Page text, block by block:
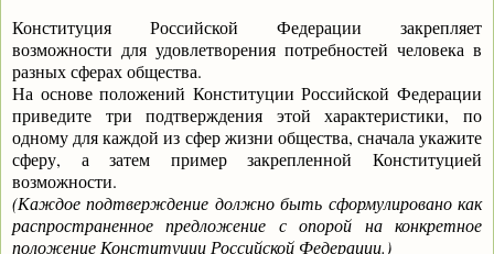
Конституция Российской Федерации закрепляет
возможности для удовлетворения потребностей человека в
разных сферах общества.
На основе положений Конституции Российской Федерации
приведите три подтверждения этой характеристики, по
одному для каждой из сфер жизни общества, сначала укажите
сферу, а затем пример закрепленной Конституцией
возможности.
(Каждое подтверждение должно быть сформулировано как
распространенное предложение с опорой на конкретное
положение Конституции Российской Федерации.)